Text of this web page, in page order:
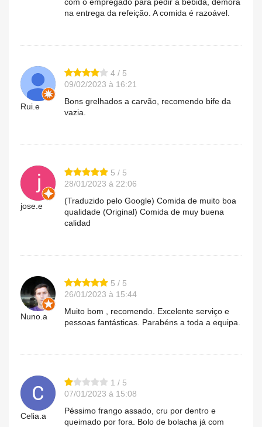
na entrega da refeição. A comida é razoável.
Rui.e
4 / 5
09/02/2023 à 16:21
Bons grelhados a carvão, recomendo bife da
vazia.
jose.e
5 / 5
28/01/2023 à 22:06
(Traduzido pelo Google) Comida de muito boa
qualidade (Original) Comida de muy buena
calidad
Nuno.a
5 / 5
26/01/2023 à 15:44
Muito bom , recomendo. Excelente serviço e
pessoas fantásticas. Parabéns a toda a equipa.
Celia.a
1 / 5
07/01/2023 à 15:08
Péssimo frango assado, cru por dentro e
queimado por fora. Bolo de bolacha já com